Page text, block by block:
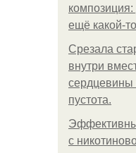
композиция:
ещё какой-
Срезала
внутри
сердцевины
пустота.
с